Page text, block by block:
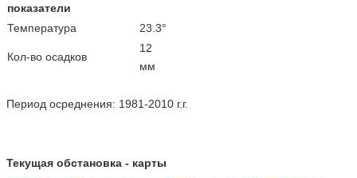
показатели
Температура
23.3°
Кол-во осадков
12
мм
Период осреднения: 1981-2010 г.г.
Текущая обстановка - карты